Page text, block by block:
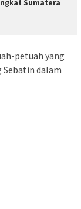
Sumatera
petuah yang
Sebatin dalam